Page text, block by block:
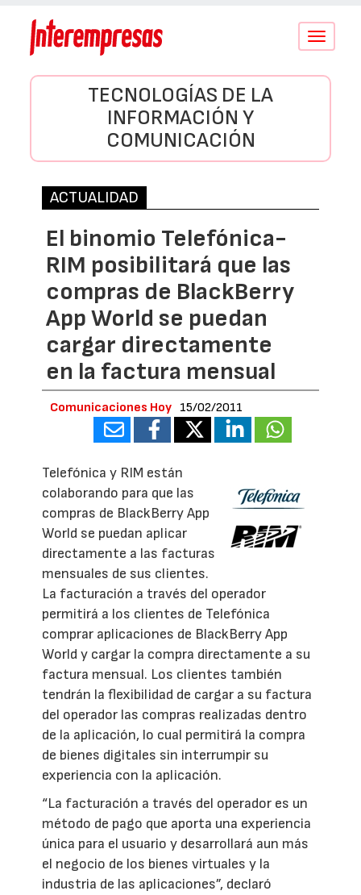
Conmutar
TECNOLOGÍAS DE LA
INFORMACIÓN Y
COMUNICACIÓN
ACTUALIDAD
El binomio Telefónica-
RIM posibilitará que las
compras de BlackBerry
App World se puedan
cargar directamente
en la factura mensual
Comunicaciones Hoy 15/02/2011
Telefónica y RIM están
colaborando para que las
compras de BlackBerry App
World se puedan aplicar
directamente a las facturas
mensuales de sus clientes.
La facturación a través del operador
permitirá a los clientes de Telefónica
comprar aplicaciones de BlackBerry App
World y cargar la compra directamente a su
factura mensual. Los clientes también
tendrán la flexibilidad de cargar a su factura
del operador las compras realizadas dentro
de la aplicación, lo cual permitirá la compra
de bienes digitales sin interrumpir su
experiencia con la aplicación.
“La facturación a través del operador es un
método de pago que aporta una experiencia
única para el usuario y desarrollará aun más
el negocio de los bienes virtuales y la
industria de las aplicaciones”, declaró